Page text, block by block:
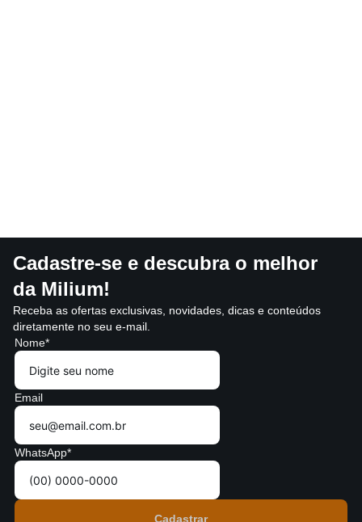
Cadastre-se e descubra o melhor
da Milium!
Receba as ofertas exclusivas, novidades, dicas e conteúdos
diretamente no seu e-mail.
Nome*
Email
WhatsApp*